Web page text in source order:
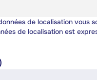
de localisation vous
de localisation est